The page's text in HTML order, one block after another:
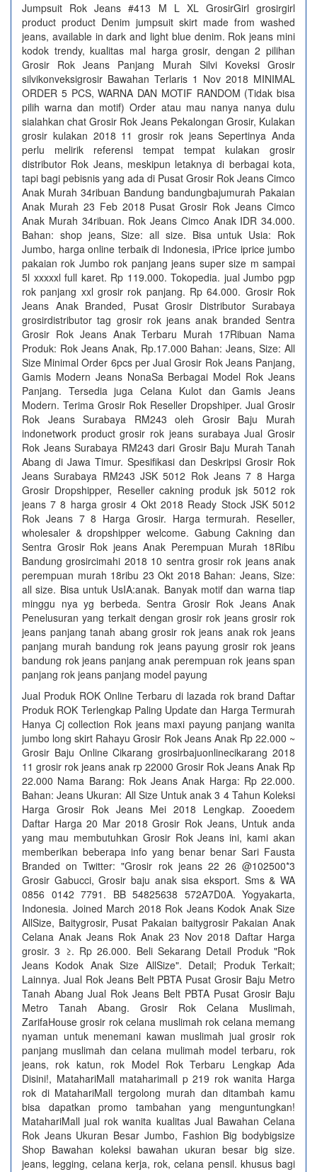
Jumpsuit Rok Jeans #413 M L XL GrosirGirl grosirgirl
product product Denim jumpsuit skirt made from washed
jeans, available in dark and light blue denim. Rok jeans mini
kodok trendy, kualitas mal harga grosir, dengan 2 pilihan
Grosir Rok Jeans Panjang Murah Silvi Koveksi Grosir
silvikonveksigrosir Bawahan Terlaris 1 Nov 2018 MINIMAL
ORDER 5 PCS, WARNA DAN MOTIF RANDOM (Tidak bisa
pilih warna dan motif) Order atau mau nanya nanya dulu
sialahkan chat Grosir Rok Jeans Pekalongan Grosir, Kulakan
grosir kulakan 2018 11 grosir rok jeans Sepertinya Anda
perlu melirik referensi tempat tempat kulakan grosir
distributor Rok Jeans, meskipun letaknya di berbagai kota,
tapi bagi pebisnis yang ada di Pusat Grosir Rok Jeans Cimco
Anak Murah 34ribuan Bandung bandungbajumurah Pakaian
Anak Murah 23 Feb 2018 Pusat Grosir Rok Jeans Cimco
Anak Murah 34ribuan. Rok Jeans Cimco Anak IDR 34.000.
Bahan: shop jeans, Size: all size. Bisa untuk Usia: Rok
Jumbo, harga online terbaik di Indonesia, iPrice iprice jumbo
pakaian rok Jumbo rok panjang jeans super size m sampai
5l xxxxxl full karet. Rp 119.000. Tokopedia. jual Jumbo pgp
rok panjang xxl grosir rok panjang. Rp 64.000. Grosir Rok
Jeans Anak Branded, Pusat Grosir Distributor Surabaya
grosirdistributor tag grosir rok jeans anak branded Sentra
Grosir Rok Jeans Anak Terbaru Murah 17Ribuan Nama
Produk: Rok Jeans Anak, Rp.17.000 Bahan: Jeans, Size: All
Size Minimal Order 6pcs per Jual Grosir Rok Jeans Panjang,
Gamis Modern Jeans NonaSa Berbagai Model Rok Jeans
Panjang. Tersedia juga Celana Kulot dan Gamis Jeans
Modern. Terima Grosir Rok Reseller Dropshiper. Jual Grosir
Rok Jeans Surabaya RM243 oleh Grosir Baju Murah
indonetwork product grosir rok jeans surabaya Jual Grosir
Rok Jeans Surabaya RM243 dari Grosir Baju Murah Tanah
Abang di Jawa Timur. Spesifikasi dan Deskripsi Grosir Rok
Jeans Surabaya RM243 JSK 5012 Rok Jeans 7 8 Harga
Grosir Dropshipper, Reseller cakning produk jsk 5012 rok
jeans 7 8 harga grosir 4 Okt 2018 Ready Stock JSK 5012
Rok Jeans 7 8 Harga Grosir. Harga termurah. Reseller,
wholesaler & dropshipper welcome. Gabung Cakning dan
Sentra Grosir Rok jeans Anak Perempuan Murah 18Ribu
Bandung grosircimahi 2018 10 sentra grosir rok jeans anak
perempuan murah 18ribu 23 Okt 2018 Bahan: Jeans, Size:
all size. Bisa untuk UsIA:anak. Banyak motif dan warna tiap
minggu nya yg berbeda. Sentra Grosir Rok Jeans Anak
Penelusuran yang terkait dengan grosir rok jeans grosir rok
jeans panjang tanah abang grosir rok jeans anak rok jeans
panjang murah bandung rok jeans payung grosir rok jeans
bandung rok jeans panjang anak perempuan rok jeans span
panjang rok jeans panjang model payung
Jual Produk ROK Online Terbaru di lazada rok brand Daftar
Produk ROK Terlengkap Paling Update dan Harga Termurah
Hanya Cj collection Rok jeans maxi payung panjang wanita
jumbo long skirt Rahayu Grosir Rok Jeans Anak Rp 22.000 ~
Grosir Baju Online Cikarang grosirbajuonlinecikarang 2018
11 grosir rok jeans anak rp 22000 Grosir Rok Jeans Anak Rp
22.000 Nama Barang: Rok Jeans Anak Harga: Rp 22.000.
Bahan: Jeans Ukuran: All Size Untuk anak 3 4 Tahun Koleksi
Harga Grosir Rok Jeans Mei 2018 Lengkap. Zooedem
Daftar Harga 20 Mar 2018 Grosir Rok Jeans, Untuk anda
yang mau membutuhkan Grosir Rok Jeans ini, kami akan
memberikan beberapa info yang benar benar Sari Fausta
Branded on Twitter: "Grosir rok jeans 22 26 @102500*3
Grosir Gabucci, Grosir baju anak sisa eksport. Sms & WA
0856 0142 7791. BB 54825638 572A7D0A. Yogyakarta,
Indonesia. Joined March 2018 Rok Jeans Kodok Anak Size
AllSize, Baitygrosir, Pusat Pakaian baitygrosir Pakaian Anak
Celana Anak Jeans Rok Anak 23 Nov 2018 Daftar Harga
grosir. 3 ≥. Rp 26.000. Beli Sekarang Detail Produk "Rok
Jeans Kodok Anak Size AllSize". Detail; Produk Terkait;
Lainnya. Jual Rok Jeans Belt PBTA Pusat Grosir Baju Metro
Tanah Abang Jual Rok Jeans Belt PBTA Pusat Grosir Baju
Metro Tanah Abang. Grosir Rok Celana Muslimah,
ZarifaHouse grosir rok celana muslimah rok celana memang
nyaman untuk menemani kawan muslimah jual grosir rok
panjang muslimah dan celana mulimah model terbaru, rok
jeans, rok katun, rok Model Rok Terbaru Lengkap Ada
Disini!, MatahariMall mataharimall p 219 rok wanita Harga
rok di MatahariMall tergolong murah dan ditambah kamu
bisa dapatkan promo tambahan yang menguntungkan!
MatahariMall jual rok wanita kualitas Jual Bawahan Celana
Rok Jeans Ukuran Besar Jumbo, Fashion Big bodybigsize
Shop Bawahan koleksi bawahan ukuran besar big size.
jeans, legging, celana kerja, rok, celana pensil. khusus bagi